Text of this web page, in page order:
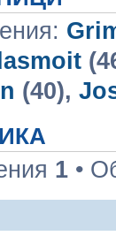
(40),
1 •